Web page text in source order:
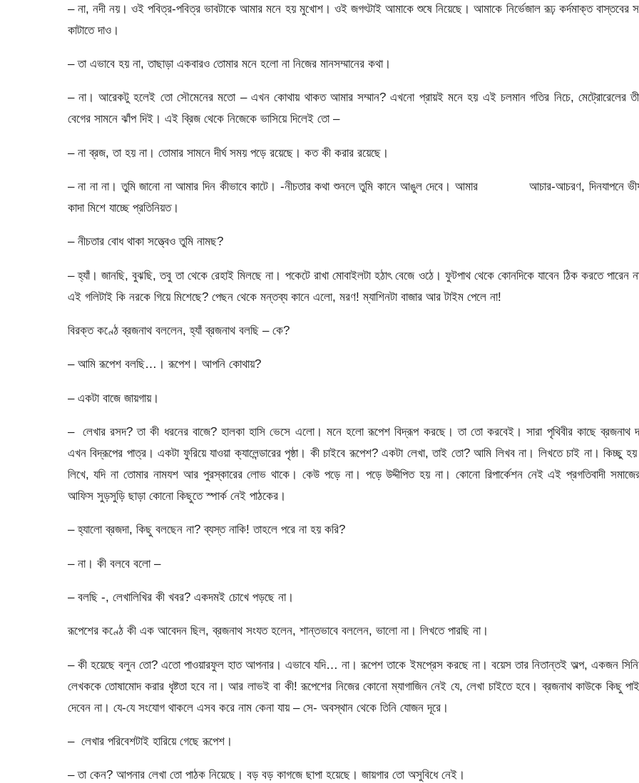
– না, নদী নয়। ওই পবিত্র-পবিত্র ভাবটাকে আমার মনে হয় মুখোশ। ওই জগৎটাই আমাকে শুষে নিয়েছে। আমাকে নির্ভেজাল রূঢ় কর্দমাক্ত বাস্তবের
কাটাতে দাও।
– তা এভাবে হয় না, তাছাড়া একবারও তোমার মনে হলো না নিজের মানসম্মানের কথা।
– না। আরেকটু হলেই তো সৌমেনের মতো – এখন কোথায় থাকত আমার সম্মান? এখনো প্রায়ই মনে হয় এই চলমান গতির নিচে, মেট্রোরেলের
বেগের সামনে ঝাঁপ দিই। এই ব্রিজ থেকে নিজেকে ভাসিয়ে দিলেই তো –
– না ব্রজ, তা হয় না। তোমার সামনে দীর্ঘ সময় পড়ে রয়েছে। কত কী করার রয়েছে।
– না না না। তুমি জানো না আমার দিন কীভাবে কাটে। -নীচতার কথা শুনলে তুমি কানে আঙুল দেবে। আমার আচার-আচরণ, দিনযাপনে
কাদা মিশে যাচ্ছে প্রতিনিয়ত।
– নীচতার বোধ থাকা সত্ত্বেও তুমি নামছ?
– হ্যাঁ। জানছি, বুঝছি, তবু তা থেকে রেহাই মিলছে না। পকেটে রাখা মোবাইলটা হঠাৎ বেজে ওঠে। ফুটপাথ থেকে কোনদিকে যাবেন ঠিক করতে পারেন
এই গলিটাই কি নরকে গিয়ে মিশেছে? পেছন থেকে মন্তব্য কানে এলো, মরণ! ম্যাশিনটা বাজার আর টাইম পেলে না!
বিরক্ত কণ্ঠে ব্রজনাথ বললেন, হ্যাঁ ব্রজনাথ বলছি – কে?
– আমি রূপেশ বলছি…। রূপেশ। আপনি কোথায়?
– একটা বাজে জায়গায়।
– লেখার রসদ? তা কী ধরনের বাজে? হালকা হাসি ভেসে এলো। মনে হলো রূপেশ বিদ্রূপ করছে। তা তো করবেই। সারা পৃথিবীর কাছে ব্রজনাথ
এখন বিদ্রূপের পাত্র। একটা ফুরিয়ে যাওয়া ক্যালেন্ডারের পৃষ্ঠা। কী চাইবে রূপেশ? একটা লেখা, তাই তো? আমি লিখব না। লিখতে চাই না। কিচ্ছু হয়
লিখে, যদি না তোমার নামযশ আর পুরস্কারের লোভ থাকে। কেউ পড়ে না। পড়ে উদ্দীপিত হয় না। কোনো রিপার্কেশন নেই এই প্রগতিবাদী
আফিস সুড়সুড়ি ছাড়া কোনো কিছুতে স্পার্ক নেই পাঠকের।
– হ্যালো ব্রজদা, কিছু বলছেন না? ব্যস্ত নাকি! তাহলে পরে না হয় করি?
– না। কী বলবে বলো –
– বলছি -, লেখালিখির কী খবর? একদমই চোখে পড়ছে না।
রূপেশের কণ্ঠে কী এক আবেদন ছিল, ব্রজনাথ সংযত হলেন, শান্তভাবে বললেন, ভালো না। লিখতে পারছি না।
– কী হয়েছে বলুন তো? এতো পাওয়ারফুল হাত আপনার। এভাবে যদি… না। রূপেশ তাকে ইমপ্রেস করছে না। বয়েস তার নিতান্তই অল্প, একজন
লেখককে তোষামোদ করার ধৃষ্টতা হবে না। আর লাভই বা কী! রূপেশের নিজের কোনো ম্যাগাজিন নেই যে, লেখা চাইতে হবে। ব্রজনাথ কাউকে কিছু
দেবেন না। যে-যে সংযোগ থাকলে এসব করে নাম কেনা যায় – সে- অবস্থান থেকে তিনি যোজন দূরে।
– লেখার পরিবেশটাই হারিয়ে গেছে রূপেশ।
– তা কেন? আপনার লেখা তো পাঠক নিয়েছে। বড় বড় কাগজে ছাপা হয়েছে। জায়গার তো অসুবিধে নেই।